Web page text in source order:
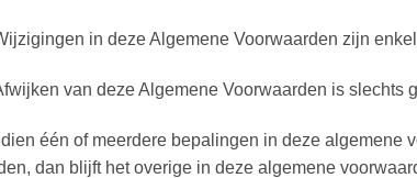
in deze Algemene Voorwaarden zijn
van deze Algemene Voorwaarden is slechts
één of meerdere bepalingen in deze algemene
dan blijft het overige in deze algemene